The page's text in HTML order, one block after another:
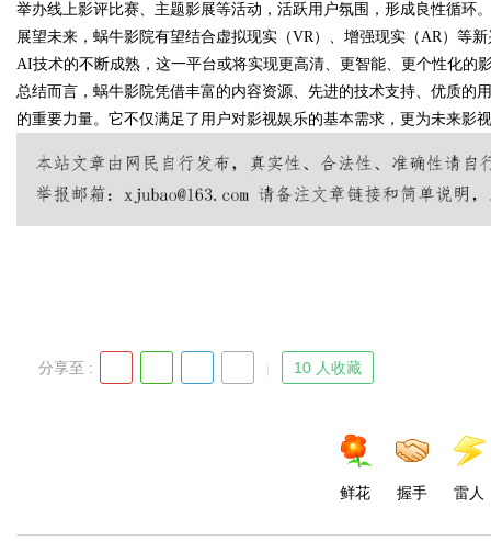
!
举办线上影评比赛、主题影展等活动，活跃用户氛围，形成良性循环。
展望未来，蜗牛影院有望结合虚拟现实（VR）、增强现实（AR）等
AI技术的不断成熟，这一平台或将实现更高清、更智能、更个性化的
总结而言，蜗牛影院凭借丰富的内容资源、先进的技术支持、优质的
的重要力量。它不仅满足了用户对影视娱乐的基本需求，更为未来影
分享至 : 10 人收藏
鲜花 握手 雷人